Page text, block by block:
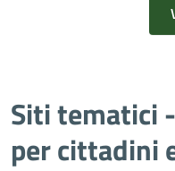
Siti tematici
per cittadini